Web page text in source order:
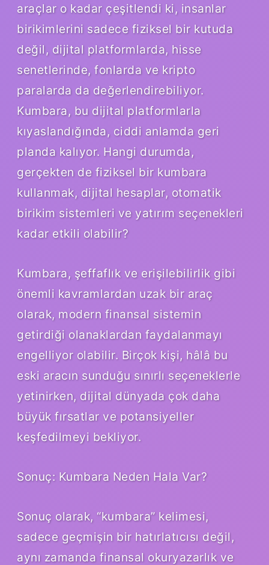
araçlar o kadar çeşitlendi ki, insanlar
birikimlerini sadece fiziksel bir kutuda
değil, dijital platformlarda, hisse
senetlerinde, fonlarda ve kripto
paralarda da değerlendirebiliyor.
Kumbara, bu dijital platformlarla
kıyaslandığında, ciddi anlamda geri
planda kalıyor. Hangi durumda,
gerçekten de fiziksel bir kumbara
kullanmak, dijital hesaplar, otomatik
birikim sistemleri ve yatırım seçenekleri
kadar etkili olabilir?
Kumbara, şeffaflık ve erişilebilirlik gibi
önemli kavramlardan uzak bir araç
olarak, modern finansal sistemin
getirdiği olanaklardan faydalanmayı
engelliyor olabilir. Birçok kişi, hâlâ bu
eski aracın sunduğu sınırlı seçeneklerle
yetinirken, dijital dünyada çok daha
büyük fırsatlar ve potansiyeller
keşfedilmeyi bekliyor.
Sonuç: Kumbara Neden Hala Var?
Sonuç olarak, “kumbara” kelimesi,
sadece geçmişin bir hatırlatıcısı değil,
aynı zamanda finansal okuryazarlık ve